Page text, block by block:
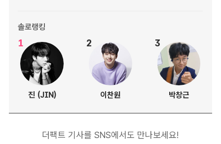
솔로랭킹
1
진 (JIN)
2
이찬원
3
박창근
더팩트 기사를 SNS에서도 만나보세요!